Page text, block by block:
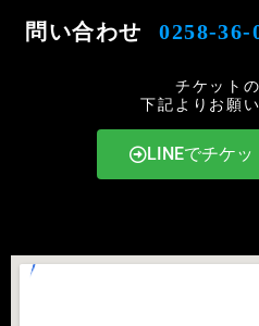
問い合わせ 0258-36-
チケット
下記よりお願
LINEでチケ